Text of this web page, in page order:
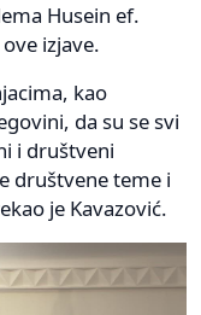
Husein ef.
izjave.
kao
da su se svi
i društveni
društvene teme i
je Kavazović.